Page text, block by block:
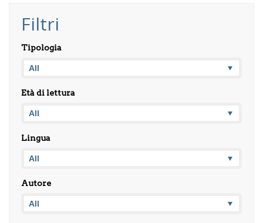
Filtri
Tipologia
Età di lettura
Lingua
Autore